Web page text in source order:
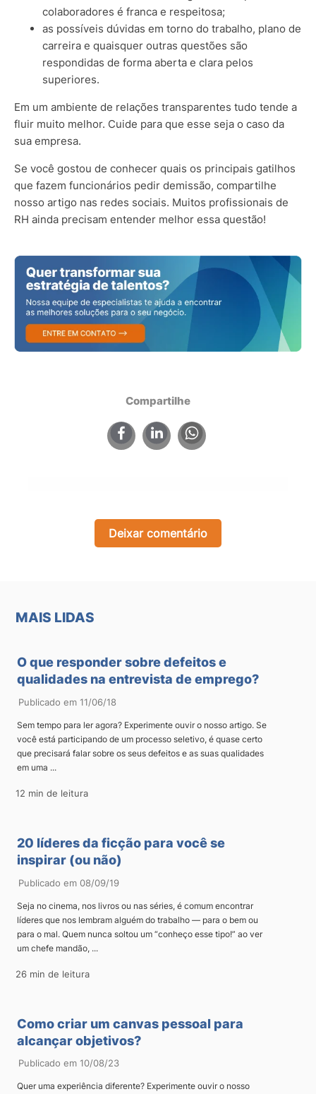
colaboradores é franca e respeitosa;
as possíveis dúvidas em torno do trabalho, plano de
carreira e quaisquer outras questões são
respondidas de forma aberta e clara pelos
superiores.
Em um ambiente de relações transparentes tudo tende a
fluir muito melhor. Cuide para que esse seja o caso da
sua empresa.
Se você gostou de conhecer quais os principais gatilhos
que fazem funcionários pedir demissão, compartilhe
nosso artigo nas redes sociais. Muitos profissionais de
RH ainda precisam entender melhor essa questão!
Compartilhe
Deixar comentário
MAIS LIDAS
O que responder sobre defeitos e
qualidades na entrevista de emprego?
Publicado em 11/06/18
Sem tempo para ler agora? Experimente ouvir o nosso artigo. Se
você está participando de um processo seletivo, é quase certo
que precisará falar sobre os seus defeitos e as suas qualidades
em uma ...
12 min de leitura
20 líderes da ficção para você se
inspirar (ou não)
Publicado em 08/09/19
Seja no cinema, nos livros ou nas séries, é comum encontrar
líderes que nos lembram alguém do trabalho — para o bem ou
para o mal. Quem nunca soltou um “conheço esse tipo!” ao ver
um chefe mandão, ...
26 min de leitura
Como criar um canvas pessoal para
alcançar objetivos?
Publicado em 10/08/23
Quer uma experiência diferente? Experimente ouvir o nosso